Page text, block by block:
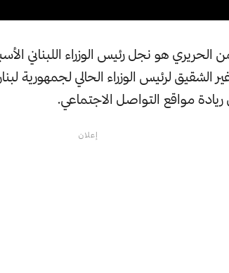
أيمن الحريري هو نجل رئيس الوزراء اللبناني
والأخ غير الشقيق لرئيس الوزراء الحالي
مواقع التواصل الاجتماعي.
إعلان